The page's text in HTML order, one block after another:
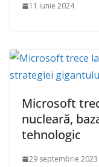
11 iunie 2024
Microsoft
nucleară,
tehnologic
29 septembrie 2023